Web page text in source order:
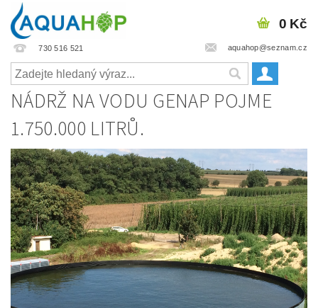
730 516 521 aquahop@seznam.cz
0 Kč
NÁDRŽ NA VODU GENAP POJME
1.750.000 LITRŮ.